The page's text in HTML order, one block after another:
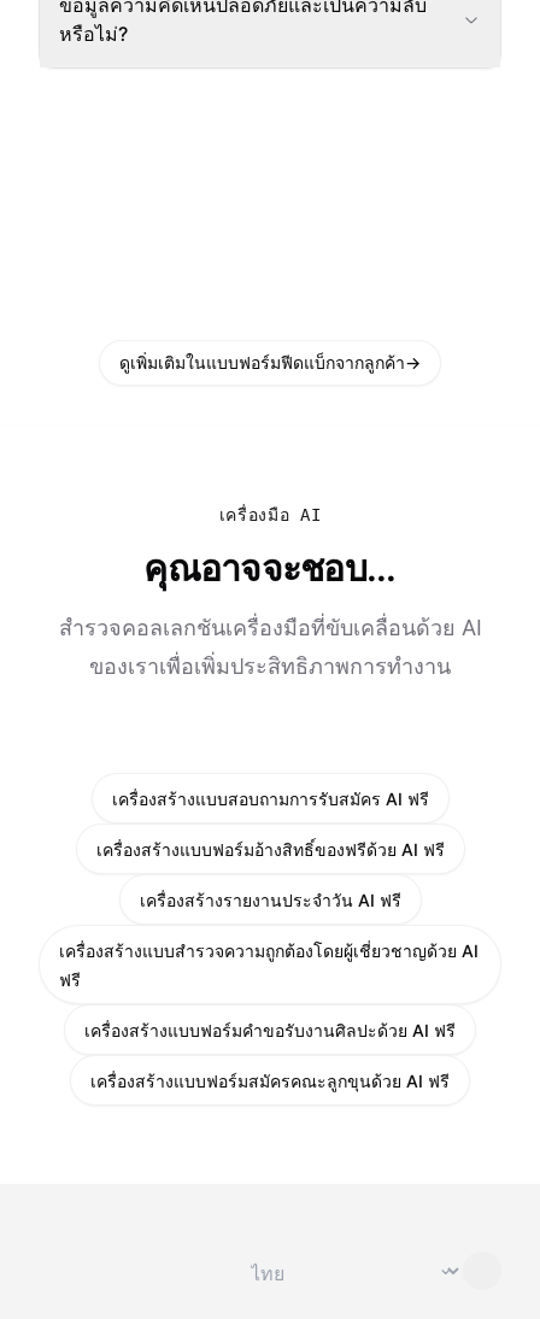
ข้อมูลความคิดเห็นปลอดภัยและเป็นความลับ
หรือไม่?
ดูเพิ่มเติมในแบบฟอร์มฟีดแบ็กจากลูกค้า→
เครื่องมือ AI
คุณอาจจะชอบ...
สำรวจคอลเลกชันเครื่องมือที่ขับเคลื่อนด้วย AI
ของเราเพื่อเพิ่มประสิทธิภาพการทำงาน
เครื่องสร้างแบบสอบถามการรับสมัคร AI ฟรี
เครื่องสร้างแบบฟอร์มอ้างสิทธิ์ของฟรีด้วย AI ฟรี
เครื่องสร้างรายงานประจำวัน AI ฟรี
เครื่องสร้างแบบสำรวจความถูกต้องโดยผู้เชี่ยวชาญด้วย AI
ฟรี
เครื่องสร้างแบบฟอร์มคำขอรับงานศิลปะด้วย AI ฟรี
เครื่องสร้างแบบฟอร์มสมัครคณะลูกขุนด้วย AI ฟรี
⌄